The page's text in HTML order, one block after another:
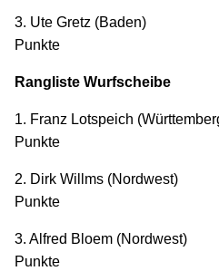
3. Ute Gretz
Punkte
Rangliste Wurfscheibe
1. Franz Lotspeich
Punkte
2. Dirk Willms
Punkte
3. Alfred Bloem
Punkte